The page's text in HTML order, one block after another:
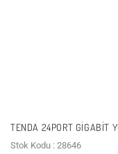
TENDA 24PORT GIGABIT
Stok Kodu : 28646